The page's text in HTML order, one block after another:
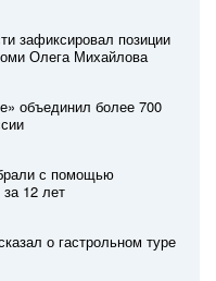
зафиксировал позиции
Олега Михайлова
объединил более 700
с помощью
12 лет
о гастрольном туре